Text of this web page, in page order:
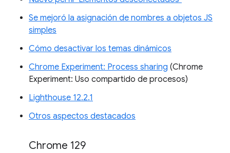
Se mejoró la asignación de nombres a objetos JS
simples
Cómo desactivar los temas dinámicos
Chrome Experiment: Process sharing (Chrome
Experiment: Uso compartido de procesos)
Lighthouse 12.2.1
Otros aspectos destacados
Chrome 129